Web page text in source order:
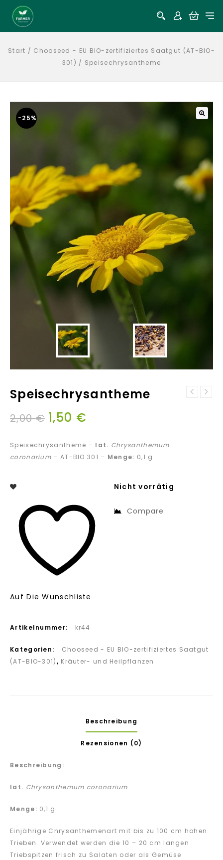
Start / Chooseed - EU BIO-zertifiziertes Saatgut (AT-BIO-
301) / Speisechrysantheme
-25%
Speisechrysantheme
2,00€ 1,50 €
Speisechrysantheme – lat. Chrysanthemum
coronarium – AT-BIO 301 – Menge: 0,1 g
Nicht vorrätig
Auf Die Wunschliste
Compare
Artikelnummer: kr44
Kategorien:
Chooseed - EU BIO-zertifiziertes Saatgut
(AT-BIO-301), Kräuter- und Heilpflanzen
Beschreibung
Rezensionen (0)
Beschreibung:
lat. Chrysanthemum coronarium
Menge: 0,1 g
Einjährige Chrysanthemenart mit bis zu 100 cm hohen
Trieben. Verwendet werden die 10 – 20 cm langen
Triebspitzen frisch zu Salaten oder als Gemüse